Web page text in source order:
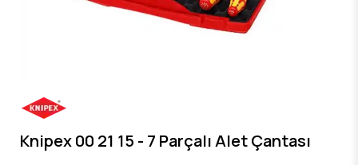
Knipex 00 21 15 - 7 Parçalı Alet Çantası